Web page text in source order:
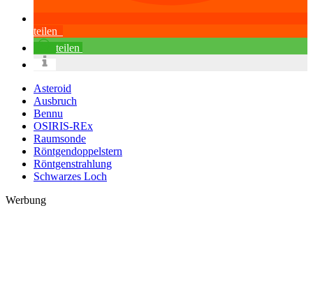
teilen
teilen
Asteroid
Ausbruch
Bennu
OSIRIS-REx
Raumsonde
Röntgendoppelstern
Röntgenstrahlung
Schwarzes Loch
Werbung